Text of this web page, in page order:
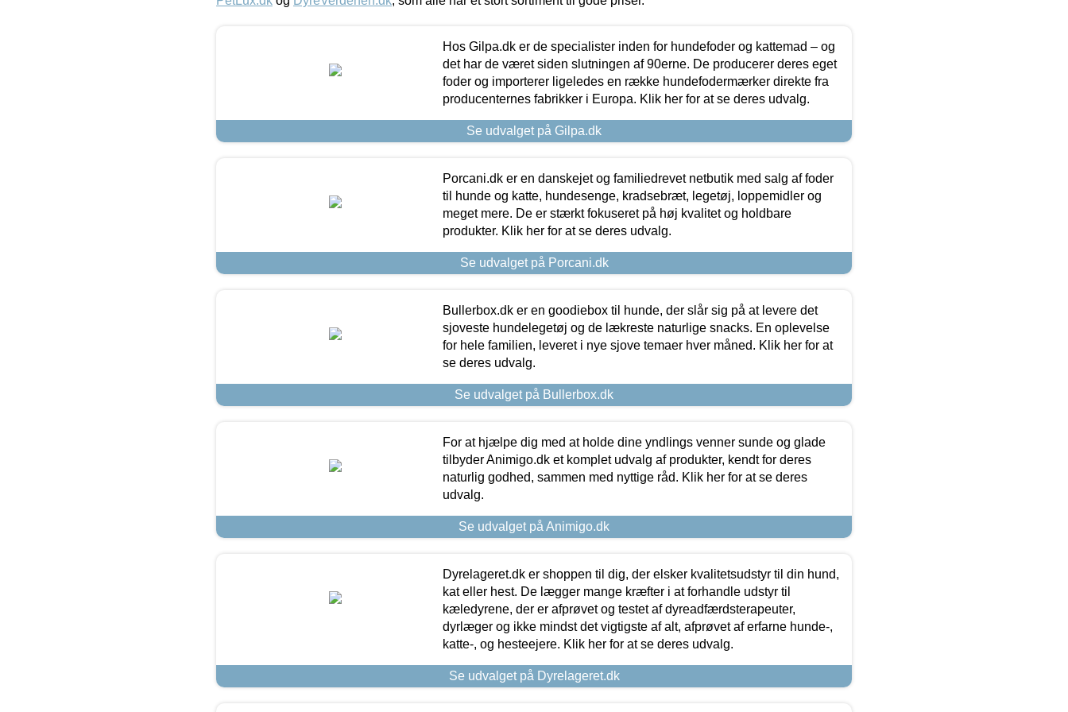
Hos Gilpa.dk er de specialister inden for hundefoder og kattemad – og
det har de været siden slutningen af 90erne. De producerer deres eget
foder og importerer ligeledes en række hundefodermærker direkte fra
producenternes fabrikker i Europa. Klik her for at se deres udvalg.
Se udvalget på Gilpa.dk
Porcani.dk er en danskejet og familiedrevet netbutik med salg af foder
til hunde og katte, hundesenge, kradsebræt, legetøj, loppemidler og
meget mere. De er stærkt fokuseret på høj kvalitet og holdbare
produkter. Klik her for at se deres udvalg.
Se udvalget på Porcani.dk
Bullerbox.dk er en goodiebox til hunde, der slår sig på at levere det
sjoveste hundelegetøj og de lækreste naturlige snacks. En oplevelse
for hele familien, leveret i nye sjove temaer hver måned. Klik her for at
se deres udvalg.
Se udvalget på Bullerbox.dk
For at hjælpe dig med at holde dine yndlings venner sunde og glade
tilbyder Animigo.dk et komplet udvalg af produkter, kendt for deres
naturlig godhed, sammen med nyttige råd. Klik her for at se deres
udvalg.
Se udvalget på Animigo.dk
Dyrelageret.dk er shoppen til dig, der elsker kvalitetsudstyr til din hund,
kat eller hest. De lægger mange kræfter i at forhandle udstyr til
kæledyrene, der er afprøvet og testet af dyreadfærdsterapeuter,
dyrlæger og ikke mindst det vigtigste af alt, afprøvet af erfarne hunde-,
katte-, og hesteejere. Klik her for at se deres udvalg.
Se udvalget på Dyrelageret.dk